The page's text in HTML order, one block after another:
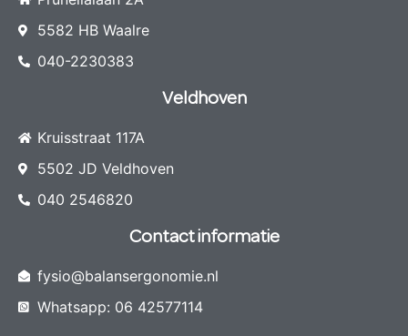
5582 HB Waalre
040-2230383
Veldhoven
Kruisstraat 117A
5502 JD Veldhoven
040 2546820
Contact informatie
fysio@balansergonomie.nl
Whatsapp: 06 42577114